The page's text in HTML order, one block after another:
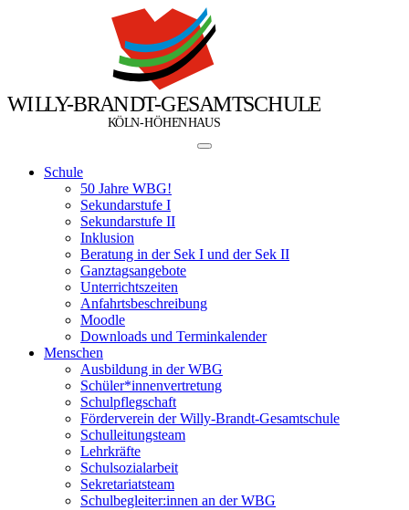
WILLY-BRANDT-GESAMTSCHULE
KÖLN-HÖHENHAUS
Schule
50 Jahre WBG!
Sekundarstufe I
Sekundarstufe II
Inklusion
Beratung in der Sek I und der Sek II
Ganztagsangebote
Unterrichtszeiten
Anfahrtsbeschreibung
Moodle
Downloads und Terminkalender
Menschen
Ausbildung in der WBG
Schüler*innenvertretung
Schulpflegschaft
Förderverein der Willy-Brandt-Gesamtschule
Schulleitungsteam
Lehrkräfte
Schulsozialarbeit
Sekretariatsteam
Schulbegleiter:innen an der WBG